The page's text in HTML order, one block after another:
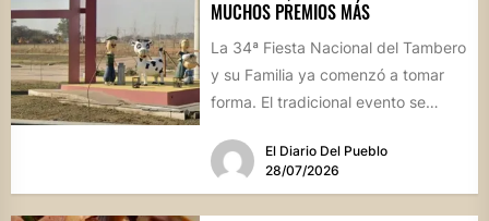
MUCHOS PREMIOS MÁS
La 34ª Fiesta Nacional del Tambero
y su Familia ya comenzó a tomar
forma. El tradicional evento se
El Diario Del Pueblo
28/07/2026